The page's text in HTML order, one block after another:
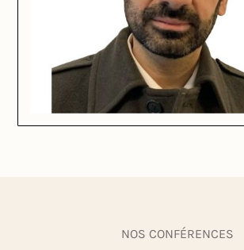
NOS CONFÉRENCES